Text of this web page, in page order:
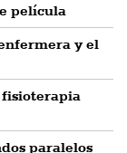
película
y el
fisioterapia
paralelos